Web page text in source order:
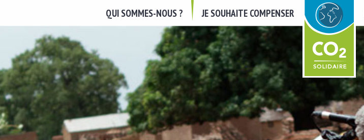
QUI SOMMES-NOUS ? JE SOUHAITE COMPENSER